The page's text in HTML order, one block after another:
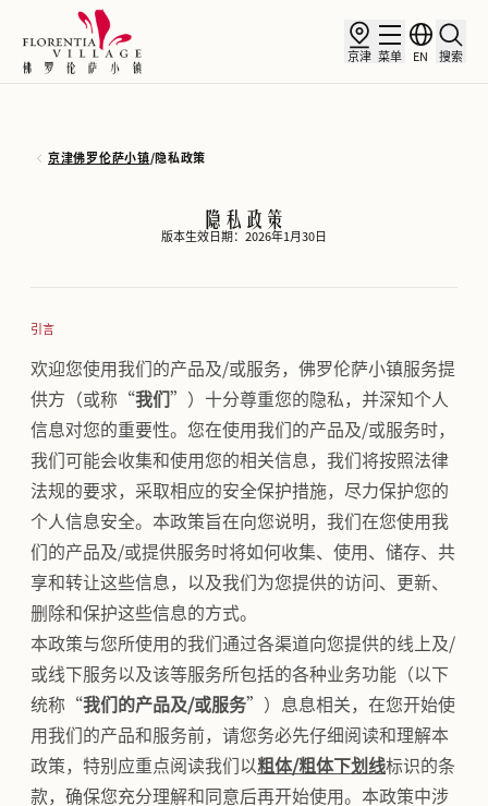
京津 菜单 EN 搜索
京津佛罗伦萨小镇/隐私政策
隐私政策
版本生效日期：2026年1月30日
引言
欢迎您使用我们的产品及/或服务，佛罗伦萨小镇服务提
供方（或称“我们 ”）十分尊重您的隐私，并深知个人
信息对您的重要性。您在使用我们的产品及/或服务时，
我们可能会收集和使用您的相关信息，我们将按照法律
法规的要求，采取相应的安全保护措施，尽力保护您的
个人信息安全。本政策旨在向您说明，我们在您使用我
们的产品及/或提供服务时将如何收集、使用、储存、共
享和转让这些信息，以及我们为您提供的访问、更新、
删除和保护这些信息的方式。
本政策与您所使用的我们通过各渠道向您提供的线上及/
或线下服务以及该等服务所包括的各种业务功能（以下
统称“我们的产品及/或服务”）息息相关，在您开始使
用我们的产品和服务前，请您务必先仔细阅读和理解本
政策，特别应重点阅读我们以粗体/粗体下划线标识的条
款，确保您充分理解和同意后再开始使用。本政策中涉